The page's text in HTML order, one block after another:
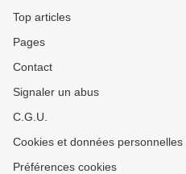
Top articles
Pages
Contact
Signaler un abus
C.G.U.
Cookies et données personnelles
Préférences cookies